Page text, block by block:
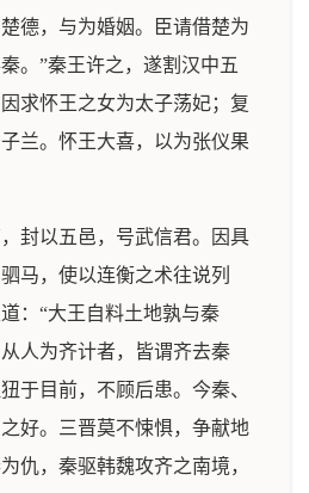
德，与为婚姻。臣请借楚为
。”秦王许之，遂割汉中五
求怀王之女为太子荡妃；复
兰。怀王大喜，以为张仪果
封以五邑，号武信君。因具
马，使以连衡之术往说列
：“大王自料土地孰与秦
人为齐计者，皆谓齐去秦
于目前，不顾后患。今秦、
好。三晋莫不悚惧，争献地
仇，秦驱韩魏攻齐之南境，